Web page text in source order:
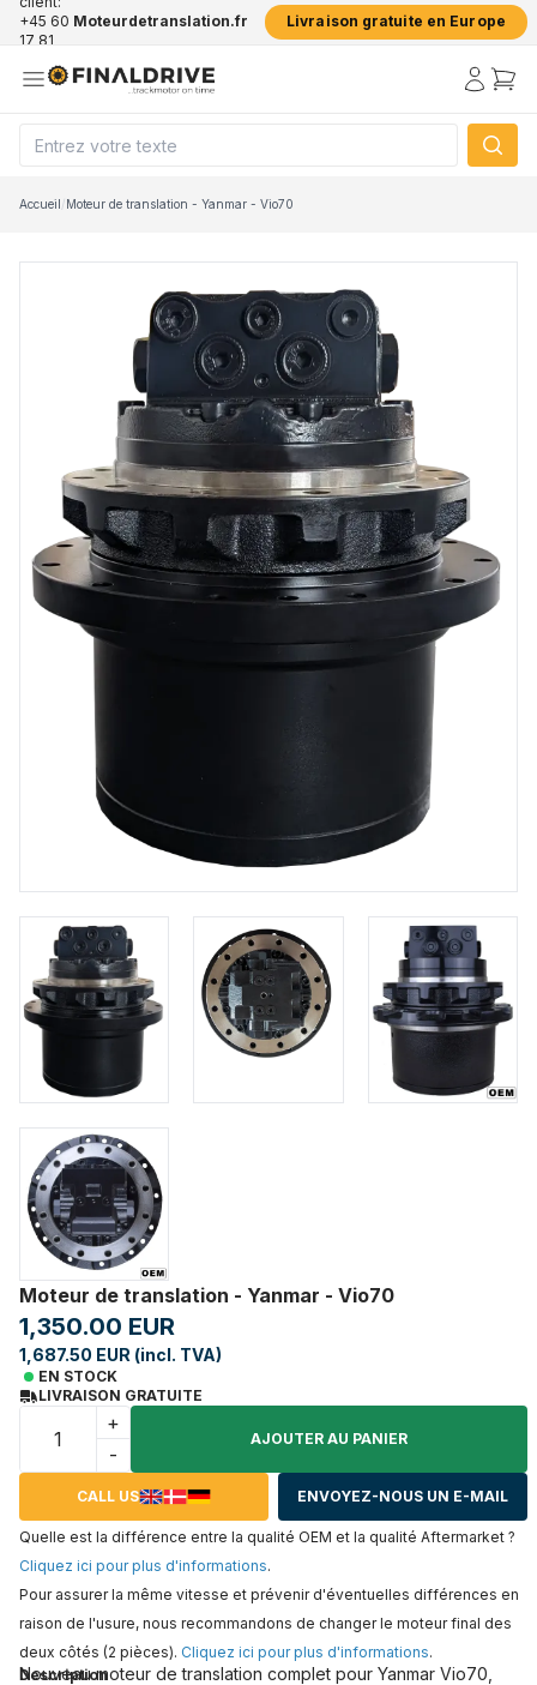
+45 60
17 81
Moteurdetranslation.fr Livraison gratuite en Europe
Accueil/Moteur de translation - Yanmar - Vio70
Moteur de translation - Yanmar - Vio70
1,350.00 EUR
1,687.50 EUR (incl. TVA)
EN STOCK
LIVRAISON GRATUITE
+
-
AJOUTER AU PANIER
CALL US ENVOYEZ-NOUS UN E-MAIL
Quelle est la différence entre la qualité OEM et la qualité Aftermarket ?
Cliquez ici pour plus d'informations.
Pour assurer la même vitesse et prévenir d'éventuelles différences en
raison de l'usure, nous recommandons de changer le moteur final des
deux côtés (2 pièces). Cliquez ici pour plus d'informations.
Description
Nouveau moteur de translation complet pour Yanmar Vio70,